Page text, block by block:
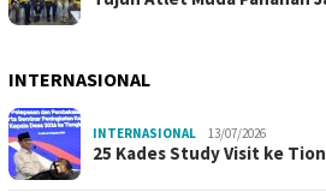
INTERNASIONAL
INTERNASIONAL 13/07/2026
25 Kades Study Visit ke